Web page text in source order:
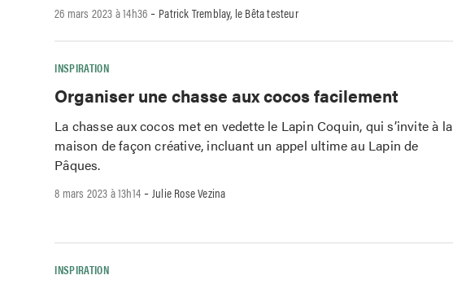
26 mars 2023 à 14h36 - Patrick Tremblay, le Bêta testeur
INSPIRATION
Organiser une chasse aux cocos facilement
La chasse aux cocos met en vedette le Lapin Coquin, qui s’invite à la
maison de façon créative, incluant un appel ultime au Lapin de
Pâques.
8 mars 2023 à 13h14 -Julie Rose Vezina
INSPIRATION